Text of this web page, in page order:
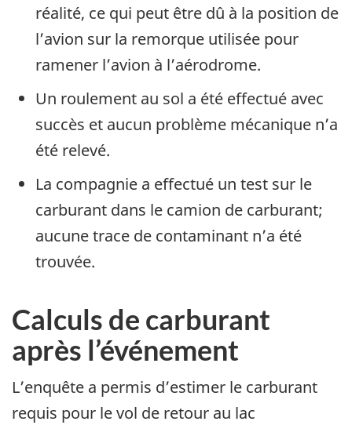
réalité, ce qui peut être dû à la position de
l’avion sur la remorque utilisée pour
ramener l’avion à l’aérodrome.
Un roulement au sol a été effectué avec
succès et aucun problème mécanique n’a
été relevé.
La compagnie a effectué un test sur le
carburant dans le camion de carburant;
aucune trace de contaminant n’a été
trouvée.
Calculs de carburant
après l’événement
L’enquête a permis d’estimer le carburant
requis pour le vol de retour au lac